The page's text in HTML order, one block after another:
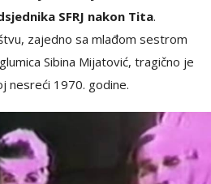
SFRJ nakon Tita.
zajedno sa mlađom sestrom
Sibina Mijatović, tragično je
nesreći 1970. godine.